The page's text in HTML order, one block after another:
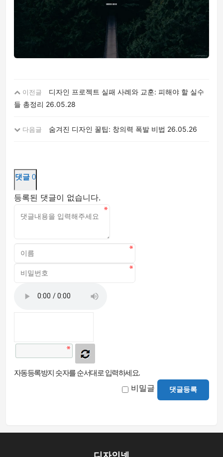
이전글
디자인 프로젝트 실패 사례와 교훈: 피해야 할 실수
들 총정리 26.05.28
다음글 숨겨진 디자인 꿀팁: 창의력 폭발 비법 26.05.26
댓글 0
등록된 댓글이 없습니다.
자동등록방지 숫자를 순서대로 입력하세요.
비밀글 댓글등록